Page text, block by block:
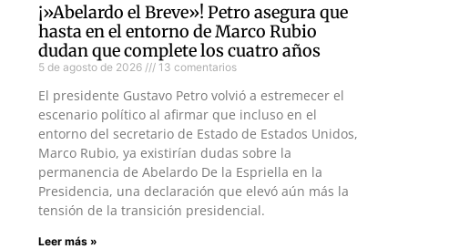
¡»Abelardo el Breve»! Petro asegura que
hasta en el entorno de Marco Rubio
dudan que complete los cuatro años
5 de agosto de 2026 13 comentarios
El presidente Gustavo Petro volvió a estremecer el
escenario político al afirmar que incluso en el
entorno del secretario de Estado de Estados Unidos,
Marco Rubio, ya existirían dudas sobre la
permanencia de Abelardo De la Espriella en la
Presidencia, una declaración que elevó aún más la
tensión de la transición presidencial.
Leer más »